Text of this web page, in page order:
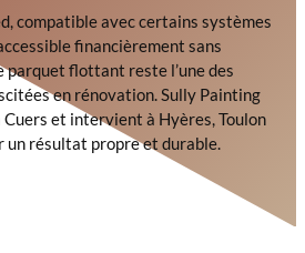
compatible avec certains systèmes
financièrement sans
parquet flottant reste l’une des
en rénovation. Sully Painting
Cuers et intervient à Hyères, Toulon
un résultat propre et durable.